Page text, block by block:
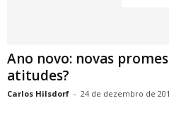
Ano novo: novas
atitudes?
Carlos Hilsdorf - 24 de dezembro de